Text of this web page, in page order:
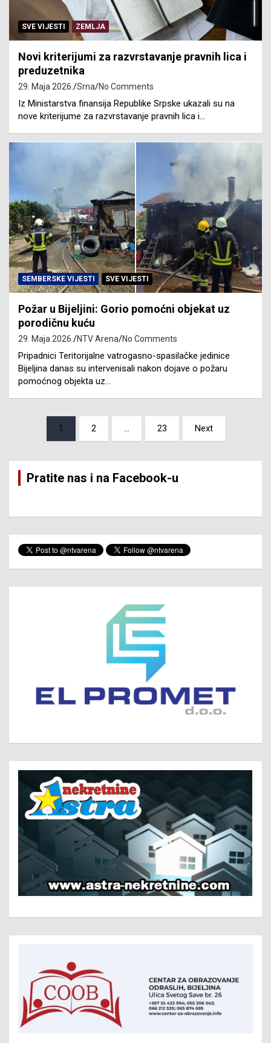
SVE VIJESTI ZEMLJA
Novi kriterijumi za razvrstavanje pravnih lica i
preduzetnika
29. Maja 2026. Srna No Comments
Iz Ministarstva finansija Republike Srpske ukazali su na
nove kriterijume za razvrstavanje pravnih lica i…
SEMBERSKE VIJESTI SVE VIJESTI
Požar u Bijeljini: Gorio pomoćni objekat uz
porodičnu kuću
29. Maja 2026. NTV Arena No Comments
Pripadnici Teritorijalne vatrogasno-spasilačke jedinice
Bijeljina danas su intervenisali nakon dojave o požaru
pomoćnog objekta uz…
pagination
1 2 … 23 Next
Pratite nas i na Facebook-u